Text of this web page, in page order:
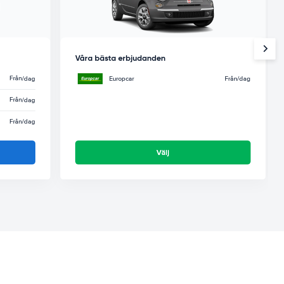
Från/dag
Från/dag
Från/dag
Våra bästa erbjudanden
Europcar Från/dag
Välj